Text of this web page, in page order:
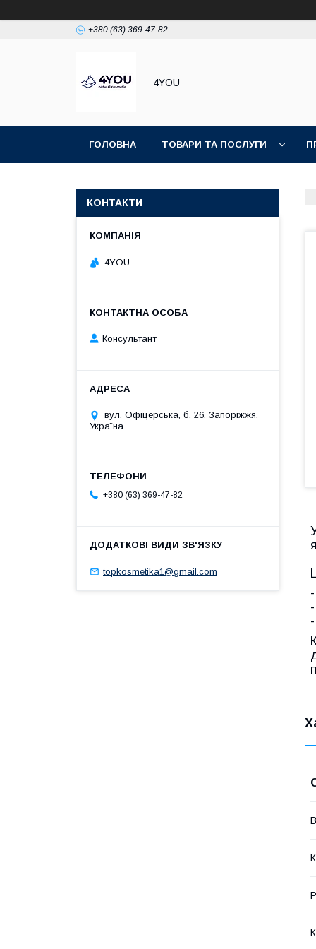
+380 (63) 369-47-82
4YOU
ГОЛОВНА ТОВАРИ ТА ПОСЛУГИ
КОНТАКТИ
4YOU
Консультант
вул. Офіцерська, б. 26, Запоріжжя,
Україна
+380 (63) 369-47-82
topkosmetika1@gmail.com